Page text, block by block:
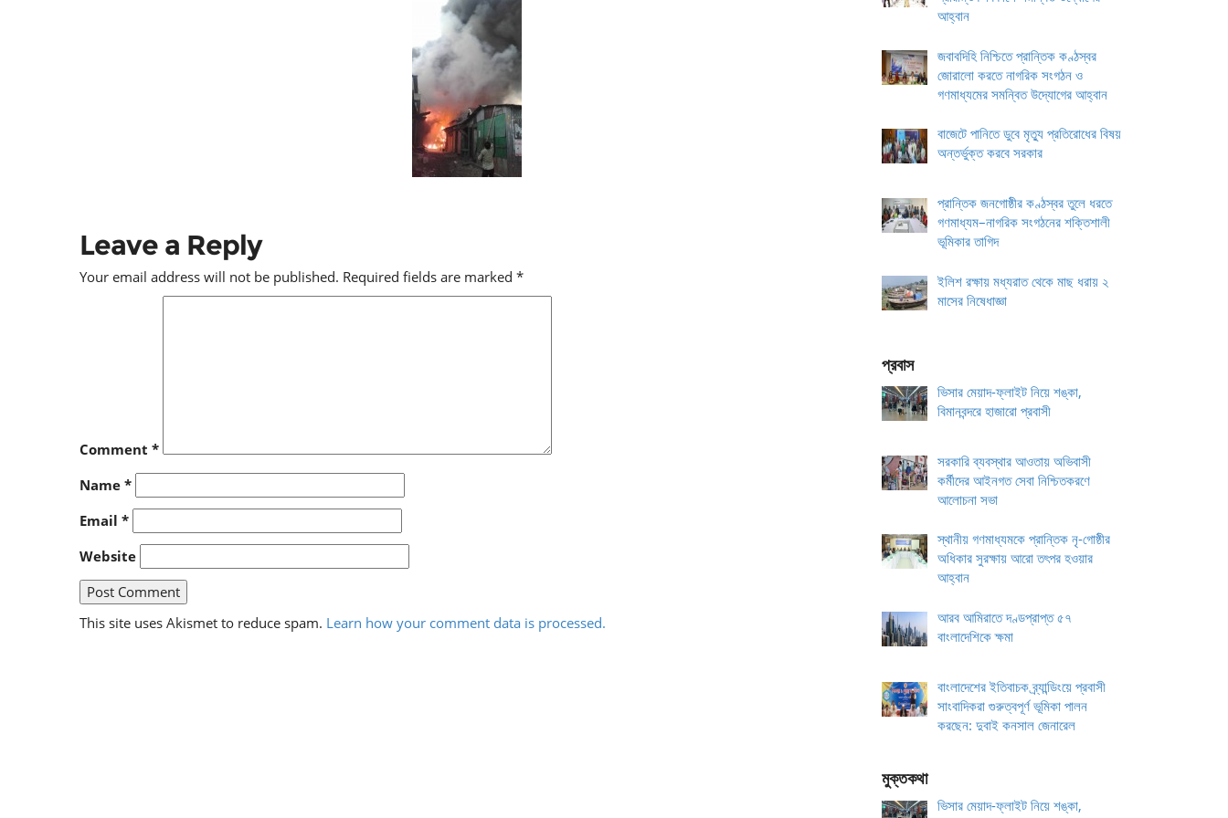
Leave a Reply
Your email address will not be published. Required fields are marked *
Comment *
Name *
Email *
Website
This site uses Akismet to reduce spam. Learn how your comment data is processed.
আহ্বান
জবাবদিহি নিশ্চিতে প্রান্তিক কণ্ঠস্বর
জোরালো করতে নাগরিক সংগঠন ও
গণমাধ্যমের সমন্বিত উদ্যোগের আহ্বান
বাজেটে পানিতে ডুবে মৃত্যু প্রতিরোধের বিষয়
অন্তর্ভুক্ত করবে সরকার
প্রান্তিক জনগোষ্ঠীর কণ্ঠস্বর তুলে ধরতে
গণমাধ্যম–নাগরিক সংগঠনের শক্তিশালী
ভূমিকার তাগিদ
ইলিশ রক্ষায় মধ্যরাত থেকে মাছ ধরায় ২
মাসের নিষেধাজ্ঞা
প্রবাস
ভিসার মেয়াদ-ফ্লাইট নিয়ে শঙ্কা,
বিমানবন্দরে হাজারো প্রবাসী
সরকারি ব্যবস্থার আওতায় অভিবাসী
কর্মীদের আইনগত সেবা নিশ্চিতকরণে
আলোচনা সভা
স্থানীয় গণমাধ্যমকে প্রান্তিক নৃ-গোষ্ঠীর
অধিকার সুরক্ষায় আরো তৎপর হওয়ার
আহ্বান
আরব আমিরাতে দণ্ডপ্রাপ্ত ৫৭
বাংলাদেশিকে ক্ষমা
বাংলাদেশের ইতিবাচক ব্র্যান্ডিংয়ে প্রবাসী
সাংবাদিকরা গুরুত্বপূর্ণ ভূমিকা পালন
করছেন: দুবাই কনসাল জেনারেল
মুক্তকথা
ভিসার মেয়াদ-ফ্লাইট নিয়ে শঙ্কা,